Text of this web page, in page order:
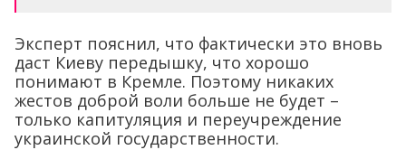
Эксперт пояснил, что фактически это вновь
даст Киеву передышку, что хорошо
понимают в Кремле. Поэтому никаких
жестов доброй воли больше не будет –
только капитуляция и переучреждение
украинской государственности.